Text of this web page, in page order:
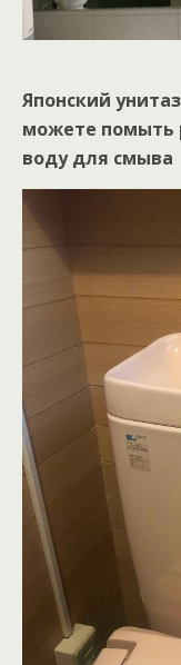
Японский
можете помыть
воду для смыва